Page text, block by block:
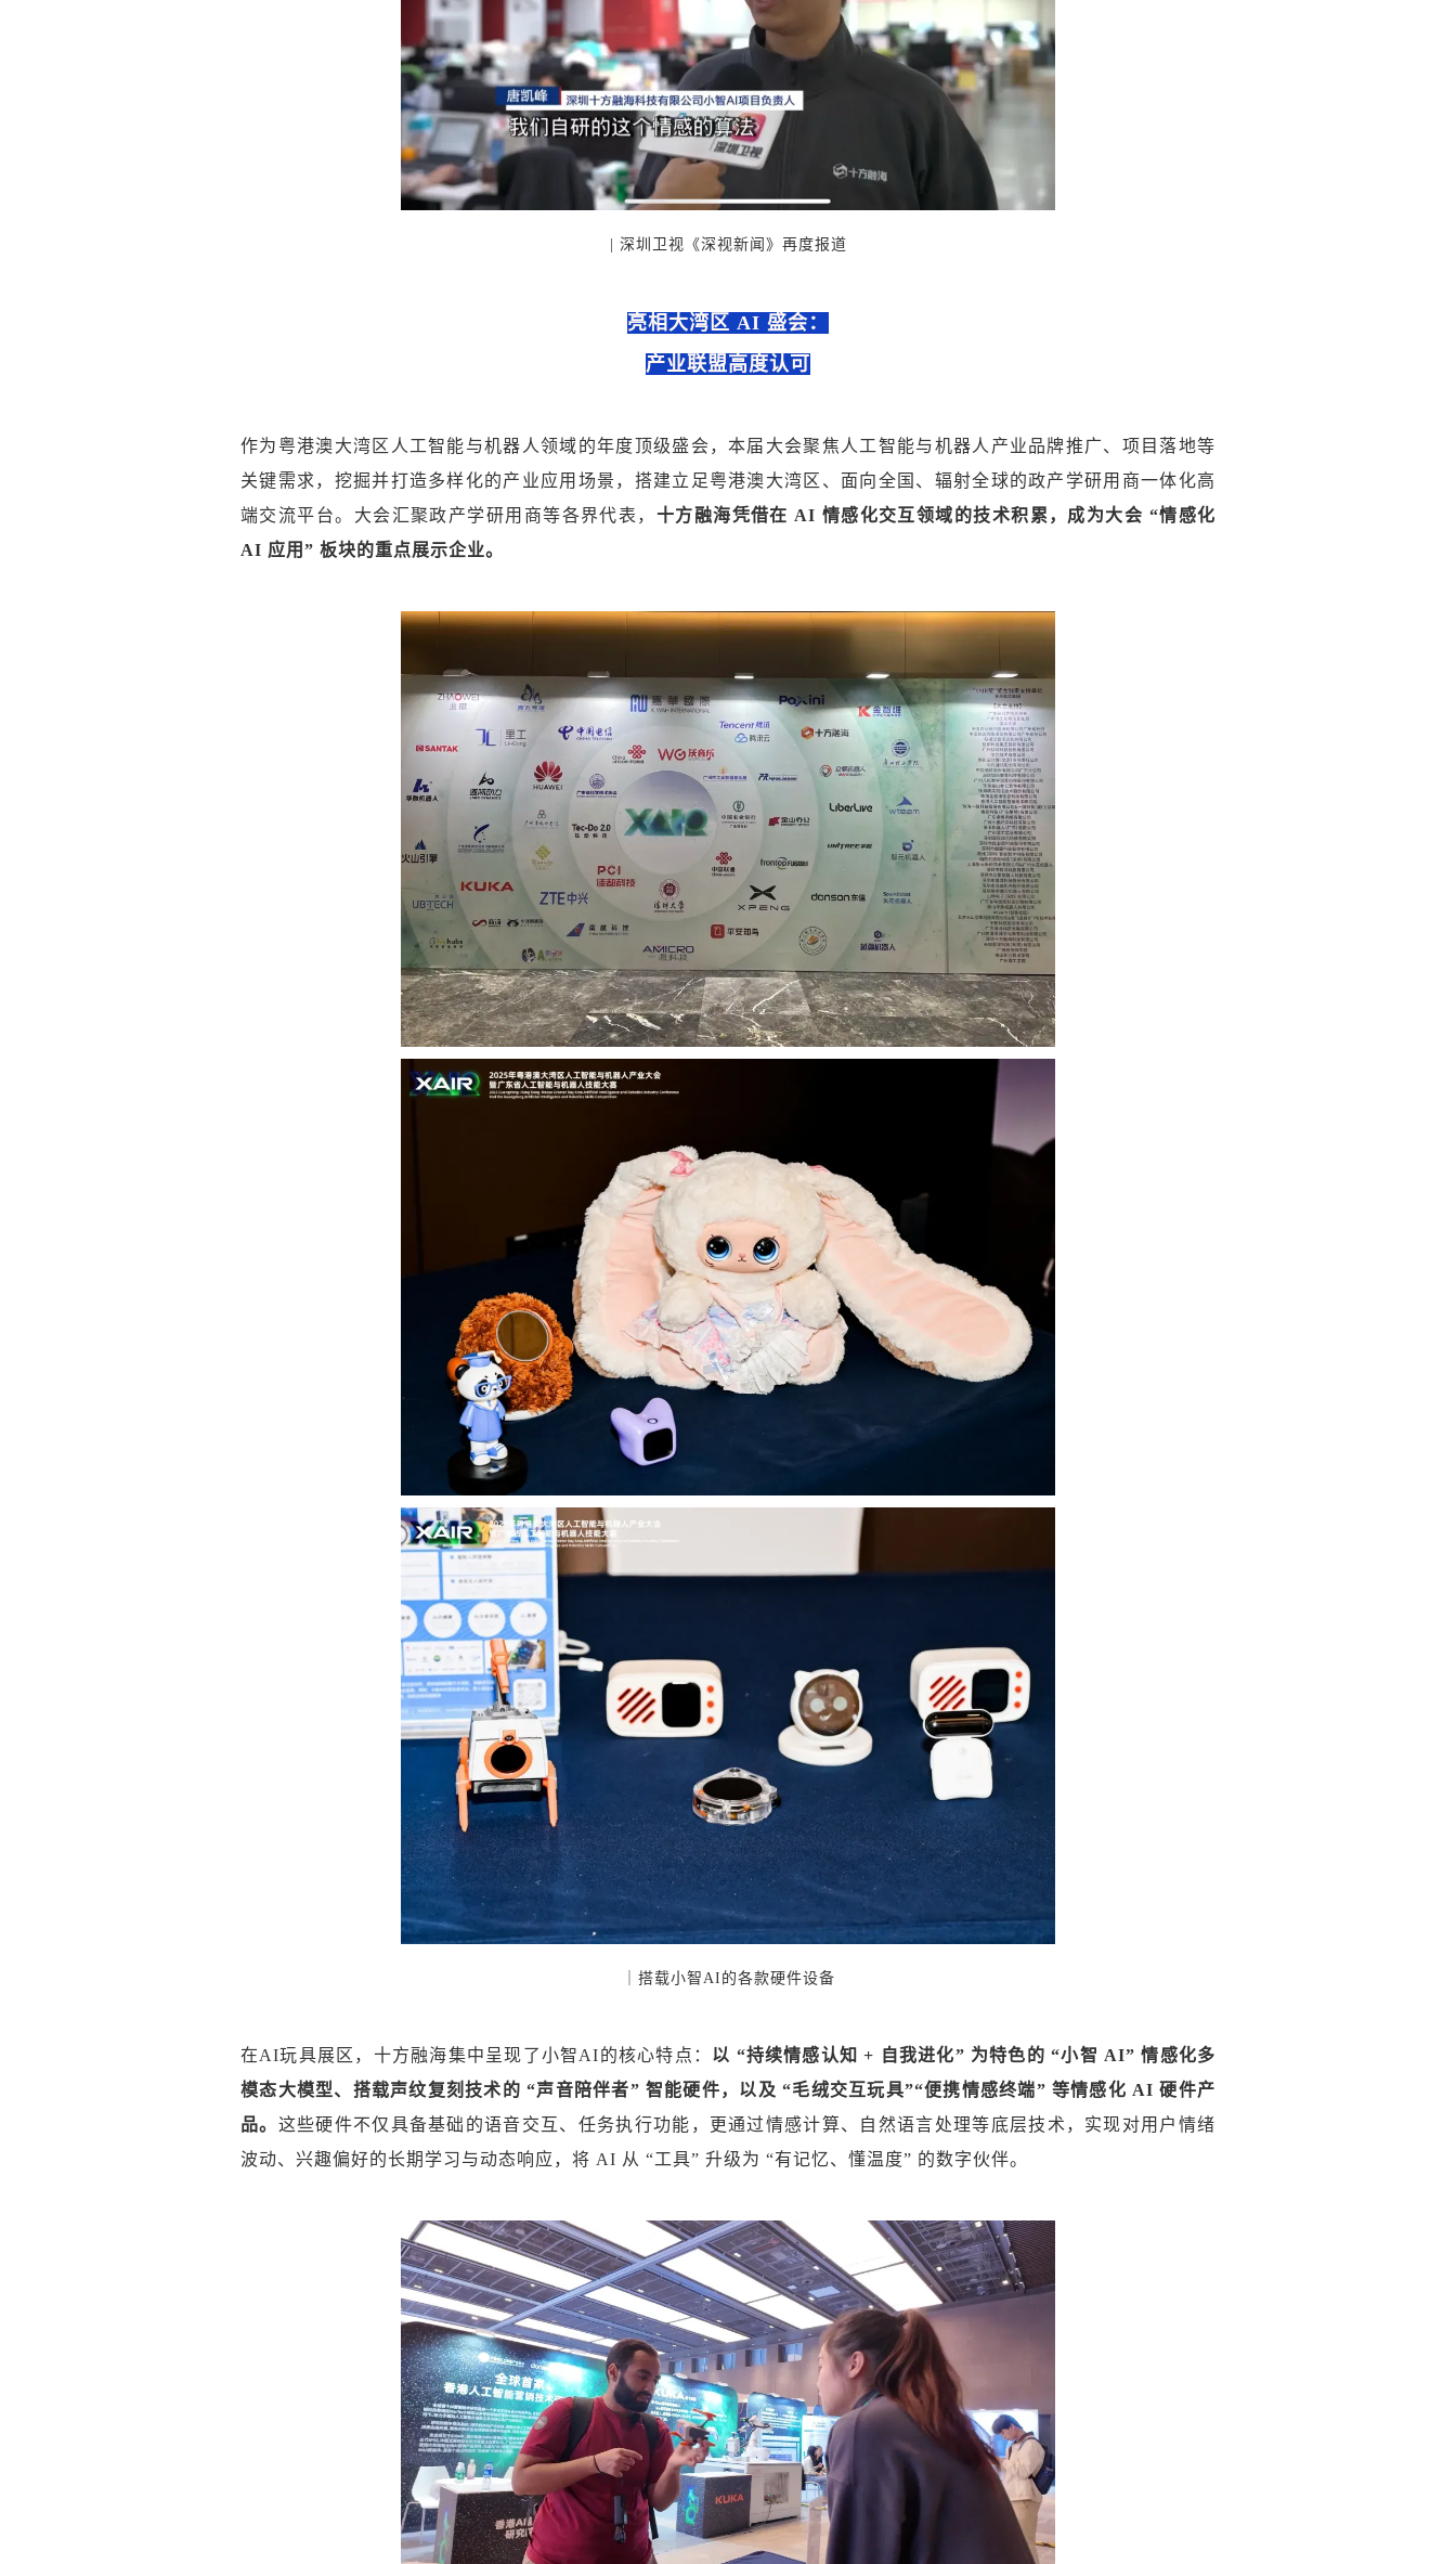
| 深圳卫视《深视新闻》再度报道
亮相大湾区 AI 盛会：
产业联盟高度认可
作为粤港澳大湾区人工智能与机器人领域的年度顶级盛会，本届大会聚焦人工智能与机器人产业品牌推广、项目落地等
关键需求，挖掘并打造多样化的产业应用场景，搭建立足粤港澳大湾区、面向全国、辐射全球的政产学研用商一体化高
端交流平台。大会汇聚政产学研用商等各界代表， 十方融海凭借在 AI 情感化交互领域的技术积累，成为大会 “情感化
AI 应用” 板块的重点展示企业。
｜搭载小智AI的各款硬件设备
在AI玩具展区，十方融海集中呈现了小智AI的核心特点： 以 “持续情感认知 + 自我进化” 为特色的 “小智 AI” 情感化多
模态大模型、搭载声纹复刻技术的 “声音陪伴者” 智能硬件，以及 “毛绒交互玩具”“便携情感终端” 等情感化 AI 硬件产
品。 这些硬件不仅具备基础的语音交互、任务执行功能，更通过情感计算、自然语言处理等底层技术，实现对用户情绪
波动、兴趣偏好的长期学习与动态响应，将 AI 从 “工具” 升级为 “有记忆、懂温度” 的数字伙伴。